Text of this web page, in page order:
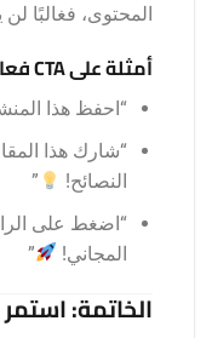
المحتوى، فغالبًا لن
أمثلة على CTA فعالة:
“احفظ هذا
“شارك هذا
النصائح!
”
“اضغط على
المجاني!
”
الخاتمة: